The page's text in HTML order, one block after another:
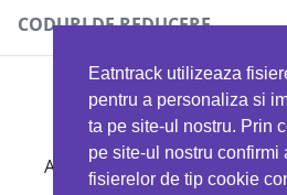
Eatntrack utilizeaza
pentru a personaliza si
ta pe site-ul nostru. Prin
pe site-ul nostru confirmi
fisierelor de tip cookie
Politica de confidențialitate
CODURI DE REDUCERE
Ai 40%reducere la orice